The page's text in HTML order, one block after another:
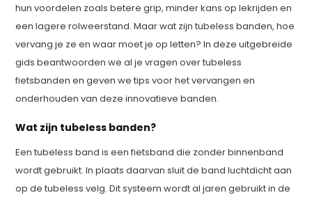
hun voordelen zoals betere grip, minder kans op lekrijden en
een lagere rolweerstand. Maar wat zijn tubeless banden, hoe
vervang je ze en waar moet je op letten? In deze uitgebreide
gids beantwoorden we al je vragen over tubeless
fietsbanden en geven we tips voor het vervangen en
onderhouden van deze innovatieve banden.
Wat zijn tubeless banden?
Een tubeless band is een fietsband die zonder binnenband
wordt gebruikt. In plaats daarvan sluit de band luchtdicht aan
op de tubeless velg. Dit systeem wordt al jaren gebruikt in de